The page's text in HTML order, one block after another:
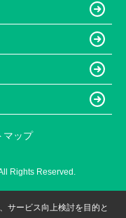
マップ
Rights Reserved.
サービス向上検討を目的と